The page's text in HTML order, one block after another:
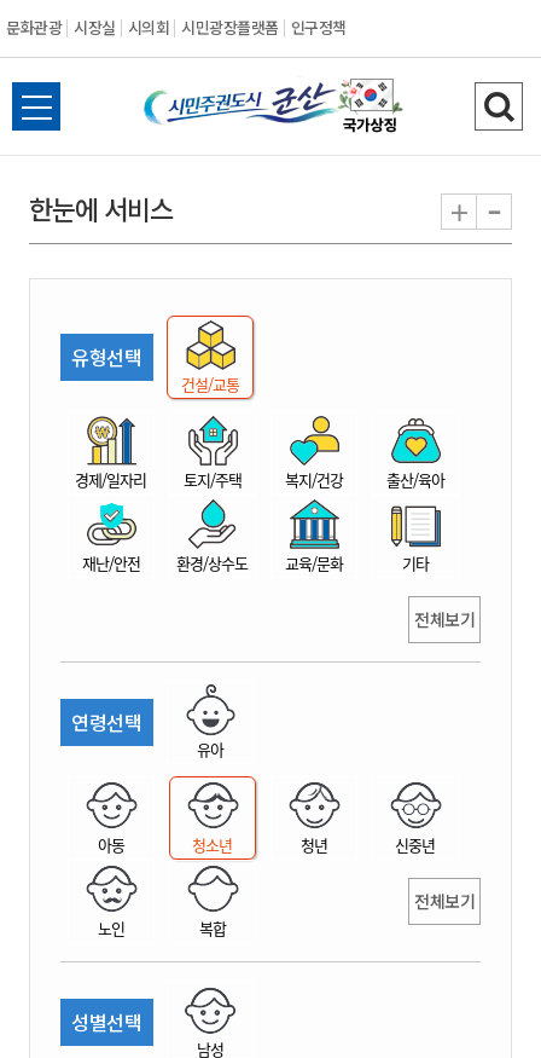
문화관광 시장실 시의회 시민광장플랫폼 인구정책
시
민
권
도
시
산
전
체
뉴
열
검
색
기
한눈에 서비스 + -
유형선택
건설/교통
경제/일자리 토지/주택 복지/건강 출산/육아
재난/안전 환경/상수도 교육/문화 기타
전체보기
연령선택
유아
아동 청소년 청년 신중년
노인 복합
전체보기
성별선택
남성